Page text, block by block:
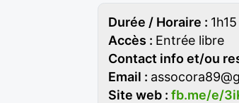
Durée / Horaire : 1h15
Accès : Entrée libre
Contact info et/ou
Email :
Site web : fb.me/e/